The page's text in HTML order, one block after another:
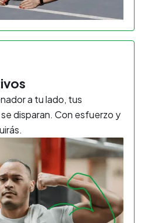
a tu lado, tus
disparan. Con esfuerzo y